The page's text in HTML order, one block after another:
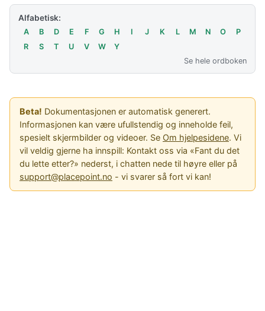
Alfabetisk:
A B D E F G H I J K L M N O
P
R
S T U V W
Y
Se hele ordboken
Beta! Dokumentasjonen er automatisk generert.
Informasjonen kan være ufullstendig og inneholde feil,
spesielt skjermbilder og videoer. Se Om hjelpesidene. Vi
vil veldig gjerne ha innspill: Kontakt oss via «Fant du det
du lette etter?» nederst, i chatten nede til høyre eller på
support@placepoint.no - vi svarer så fort vi kan!